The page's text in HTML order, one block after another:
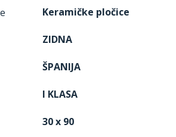
Keramičke pločice
ZIDNA
ŠPANIJA
I KLASA
30 x 90